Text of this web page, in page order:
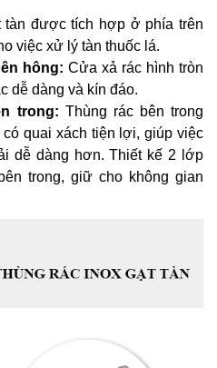
tàn được tích hợp ở phía trên
việc xử lý tàn thuốc lá.
hông: Cửa xả rác hình tròn
dễ dàng và kín đáo.
trong: Thùng rác bên trong
quai xách tiện lợi, giúp việc
dễ dàng hơn. Thiết kế 2 lớp
trong, giữ cho không gian